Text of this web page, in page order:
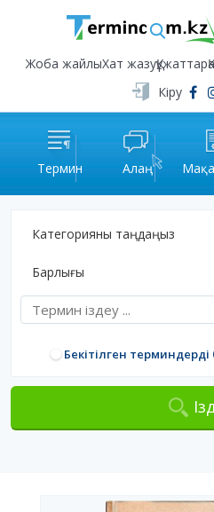
Жоба жайлыХат жазуҚұжаттар
Кіру
Термин Алаң
Категорияны таңдаңыз
Барлығы
Бекітілген терминдерді